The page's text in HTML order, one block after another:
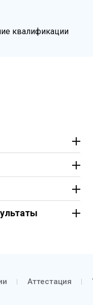
квалификации
Аттестация